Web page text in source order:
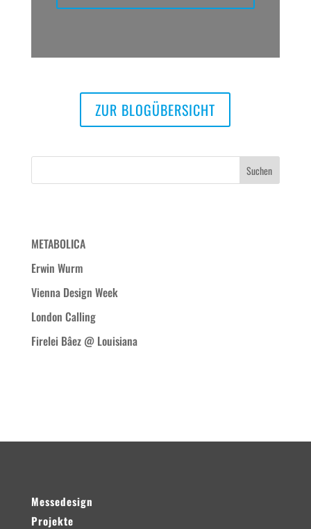
ZUR BLOGÜBERSICHT
METABOLICA
Erwin Wurm
Vienna Design Week
London Calling
Firelei Bâez @ Louisiana
Messedesign
Projekte